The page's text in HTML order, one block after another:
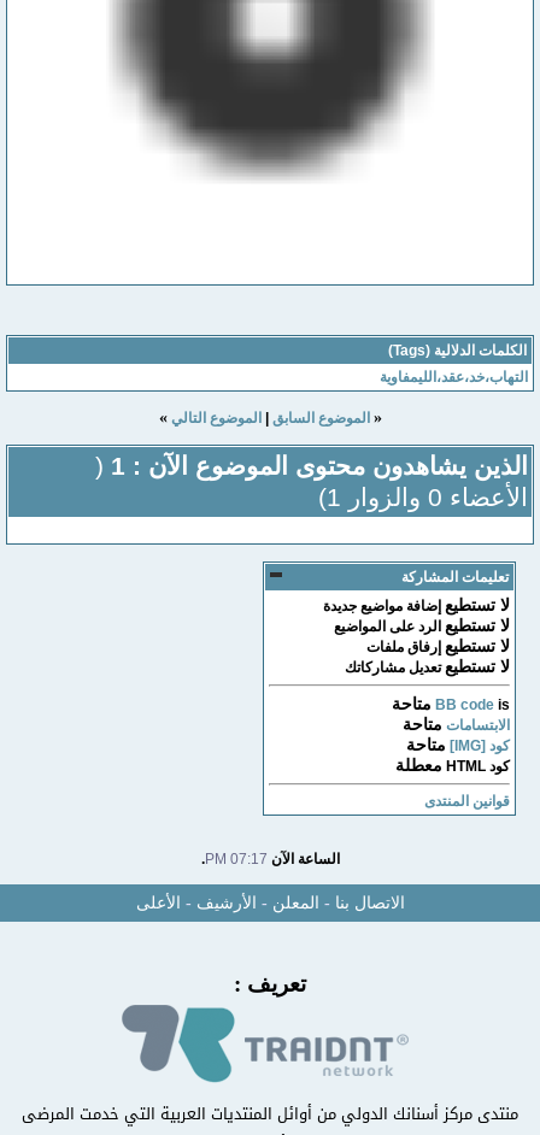
الكلمات الدلالية (Tags)
التهاب،خد،عقد،الليمفاوية
« الموضوع السابق|الموضوع التالي »
الذين يشاهدون محتوى الموضوع الآن : 1
(
الأعضاء 0 والزوار 1)
تعليمات المشاركة
لا تستطيعإضافة مواضيع جديدة
لا تستطيعالرد على المواضيع
لا تستطيعإرفاق ملفات
لا تستطيعتعديل مشاركاتك
BB codeis متاحة
الابتسامات متاحة
كود [IMG] متاحة
كود HTML معطلة
قوانين المنتدى
الساعة الآن07:17 PM
.
الاتصال بنا-المعلن-الأرشيف -الأعلى
تعريف :
منتدى مركز أسنانك الدولي من أوائل المنتديات العربية التي خدمت المرضى